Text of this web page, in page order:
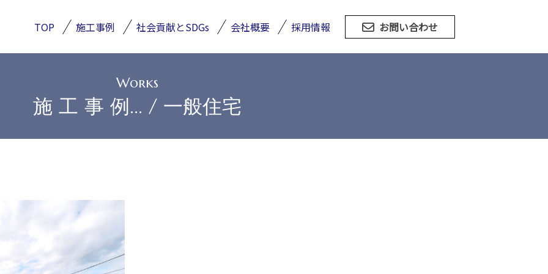
TOP 施工事例 社会貢献とSDGs 会社概要 採用情報 お問い合わせ
Works
施 工 事 例... / 一般住宅